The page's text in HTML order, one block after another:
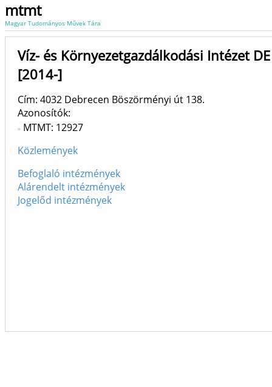
mtmt
Magyar Tudományos Művek Tára
Víz- és Környezetgazdálkodási Intézet
[2014-]
Cím: 4032 Debrecen Böszörményi út 138.
Azonosítók
MTMT: 12927
Közlemények
Befoglaló intézmények
Alárendelt intézmények
Jogelőd intézmények